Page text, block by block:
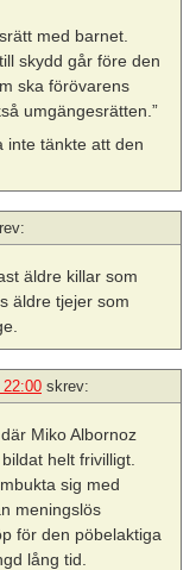
med barnet.
skydd går före den
ska förövarens
umgängesrätten.”
inte tänkte att den
äldre killar som
äldre tjejer som
skrev:
Miko Albornoz
helt frivilligt.
sig med
meningslös
för den pöbelaktiga
lång tid.